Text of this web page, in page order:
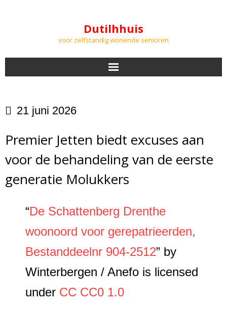
Dutilhhuis
voor zelfstandig wonende senioren
BEWONERS
DOWNLOADS
PODCASTS
LUCHTKWALITEIT
21 juni 2026
Premier Jetten biedt excuses aan
voor de behandeling van de eerste
generatie Molukkers
“De Schattenberg Drenthe
woonoord voor gerepatrieerden,
Bestanddeelnr 904-2512” by
Winterbergen / Anefo is licensed
under CC CC0 1.0